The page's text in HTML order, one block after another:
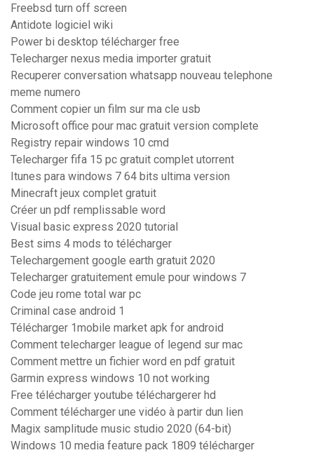
Freebsd turn off screen
Antidote logiciel wiki
Power bi desktop télécharger free
Telecharger nexus media importer gratuit
Recuperer conversation whatsapp nouveau telephone
meme numero
Comment copier un film sur ma cle usb
Microsoft office pour mac gratuit version complete
Registry repair windows 10 cmd
Telecharger fifa 15 pc gratuit complet utorrent
Itunes para windows 7 64 bits ultima version
Minecraft jeux complet gratuit
Créer un pdf remplissable word
Visual basic express 2020 tutorial
Best sims 4 mods to télécharger
Telechargement google earth gratuit 2020
Telecharger gratuitement emule pour windows 7
Code jeu rome total war pc
Criminal case android 1
Télécharger 1mobile market apk for android
Comment telecharger league of legend sur mac
Comment mettre un fichier word en pdf gratuit
Garmin express windows 10 not working
Free télécharger youtube téléchargerer hd
Comment télécharger une vidéo à partir dun lien
Magix samplitude music studio 2020 (64-bit)
Windows 10 media feature pack 1809 télécharger